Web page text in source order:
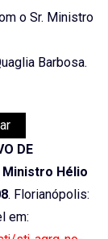
o Sr. Ministro
Barbosa.
DE
Ministro Hélio
. Florianópolis:
em: